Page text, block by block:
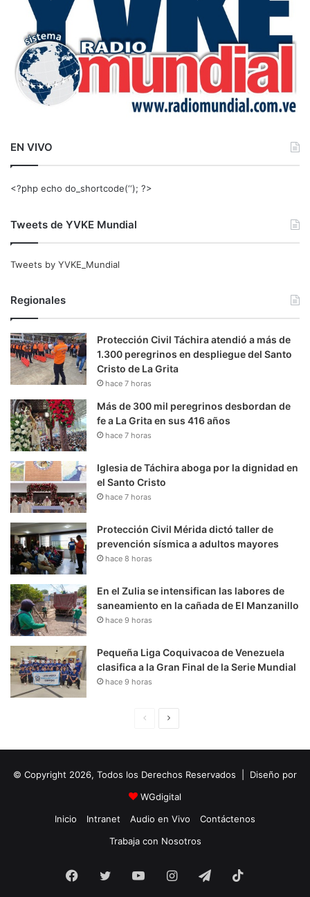
EN VIVO
<?php echo do_shortcode(‘‘); ?>
Tweets de YVKE Mundial
Tweets by YVKE_Mundial
Regionales
Protección Civil Táchira atendió a más de
1.300 peregrinos en despliegue del Santo
Cristo de La Grita
hace 7 horas
Más de 300 mil peregrinos desbordan de
fe a La Grita en sus 416 años
hace 7 horas
Iglesia de Táchira aboga por la dignidad en
el Santo Cristo
hace 7 horas
Protección Civil Mérida dictó taller de
prevención sísmica a adultos mayores
hace 8 horas
En el Zulia se intensifican las labores de
saneamiento en la cañada de El Manzanillo
hace 9 horas
Pequeña Liga Coquivacoa de Venezuela
clasifica a la Gran Final de la Serie Mundial
hace 9 horas
i
n
a
u
i
e
e
© Copyright 2026, Todos los Derechos Reservados | Diseño por
WGdigital
Inicio
Intranet Audio en Vivo
Contáctenos
Trabaja con Nosotros
Facebook
Twitter YouTubeInstagramTelegram